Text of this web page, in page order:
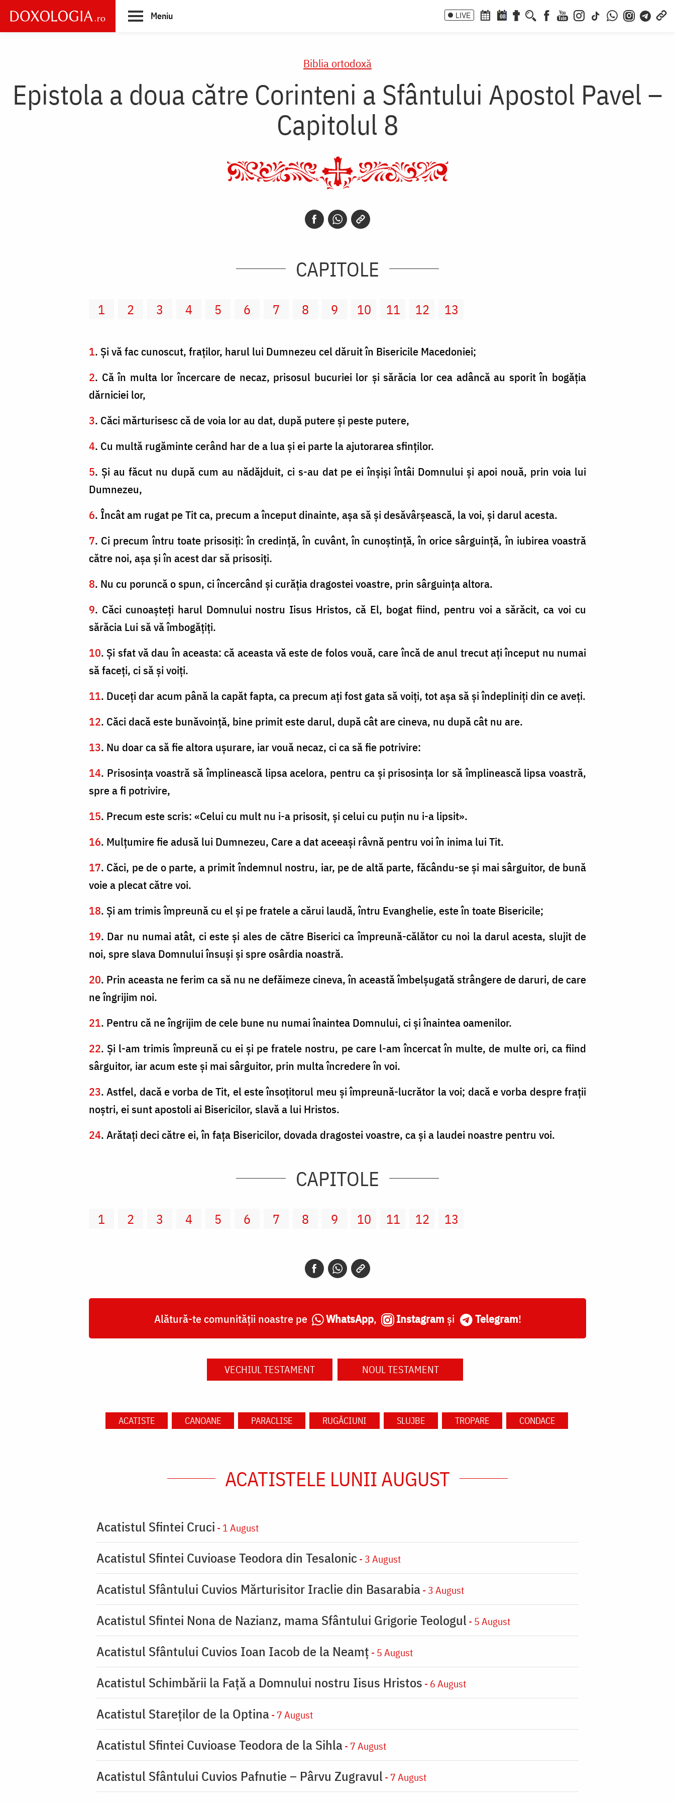
main
Meniu LIVE 08
Biblia ortodoxă
Epistola a doua către Corinteni a Sfântului Apostol Pavel –
Capitolul 8
CAPITOLE
1 2 3 4 5 6 7 8 9 10 11 12 13
1. Şi vă fac cunoscut, fraţilor, harul lui Dumnezeu cel dăruit în Bisericile Macedoniei;
2. Că în multa lor încercare de necaz, prisosul bucuriei lor şi sărăcia lor cea adâncă au sporit în bogăţia
dărniciei lor,
3. Căci mărturisesc că de voia lor au dat, după putere şi peste putere,
4. Cu multă rugăminte cerând har de a lua şi ei parte la ajutorarea sfinţilor.
5. Şi au făcut nu după cum au nădăjduit, ci s-au dat pe ei înşişi întâi Domnului şi apoi nouă, prin voia lui
Dumnezeu,
6. Încât am rugat pe Tit ca, precum a început dinainte, aşa să şi desăvârşească, la voi, şi darul acesta.
7. Ci precum întru toate prisosiţi: în credinţă, în cuvânt, în cunoştinţă, în orice sârguinţă, în iubirea voastră
către noi, aşa şi în acest dar să prisosiţi.
8. Nu cu poruncă o spun, ci încercând şi curăţia dragostei voastre, prin sârguinţa altora.
9. Căci cunoaşteţi harul Domnului nostru Iisus Hristos, că El, bogat fiind, pentru voi a sărăcit, ca voi cu
sărăcia Lui să vă îmbogăţiţi.
10. Şi sfat vă dau în aceasta: că aceasta vă este de folos vouă, care încă de anul trecut aţi început nu numai
să faceţi, ci să şi voiţi.
11. Duceţi dar acum până la capăt fapta, ca precum aţi fost gata să voiţi, tot aşa să şi îndepliniţi din ce aveţi.
12. Căci dacă este bunăvoinţă, bine primit este darul, după cât are cineva, nu după cât nu are.
13. Nu doar ca să fie altora uşurare, iar vouă necaz, ci ca să fie potrivire:
14. Prisosinţa voastră să împlinească lipsa acelora, pentru ca şi prisosinţa lor să împlinească lipsa voastră,
spre a fi potrivire,
15. Precum este scris: «Celui cu mult nu i-a prisosit, şi celui cu puţin nu i-a lipsit».
16. Mulţumire fie adusă lui Dumnezeu, Care a dat aceeaşi râvnă pentru voi în inima lui Tit.
17. Căci, pe de o parte, a primit îndemnul nostru, iar, pe de altă parte, făcându-se şi mai sârguitor, de bună
voie a plecat către voi.
18. Şi am trimis împreună cu el şi pe fratele a cărui laudă, întru Evanghelie, este în toate Bisericile;
19. Dar nu numai atât, ci este şi ales de către Biserici ca împreună-călător cu noi la darul acesta, slujit de
noi, spre slava Domnului însuşi şi spre osârdia noastră.
20. Prin aceasta ne ferim ca să nu ne defăimeze cineva, în această îmbelşugată strângere de daruri, de care
ne îngrijim noi.
21. Pentru că ne îngrijim de cele bune nu numai înaintea Domnului, ci şi înaintea oamenilor.
22. Şi l-am trimis împreună cu ei şi pe fratele nostru, pe care l-am încercat în multe, de multe ori, ca fiind
sârguitor, iar acum este şi mai sârguitor, prin multa încredere în voi.
23. Astfel, dacă e vorba de Tit, el este însoţitorul meu şi împreună-lucrător la voi; dacă e vorba despre fraţii
noştri, ei sunt apostoli ai Bisericilor, slavă a lui Hristos.
24. Arătaţi deci către ei, în faţa Bisericilor, dovada dragostei voastre, ca şi a laudei noastre pentru voi.
CAPITOLE
1 2 3 4 5 6 7 8 9 10 11 12 13
Alătură-te comunității noastre pe WhatsApp, Instagram și Telegram!
VECHIUL TESTAMENT NOUL TESTAMENT
ACATISTE CANOANE PARACLISE RUGĂCIUNI SLUJBE TROPARE CONDACE
ACATISTELE LUNII AUGUST
Acatistul Sfintei Cruci - 1 August
Acatistul Sfintei Cuvioase Teodora din Tesalonic - 3 August
Acatistul Sfântului Cuvios Mărturisitor Iraclie din Basarabia- 3 August
Acatistul Sfintei Nona de Nazianz, mama Sfântului Grigorie Teologul - 5 August
Acatistul Sfântului Cuvios Ioan Iacob de la Neamț - 5 August
Acatistul Schimbării la Faţă a Domnului nostru Iisus Hristos - 6 August
Acatistul Stareţilor de la Optina- 7 August
Acatistul Sfintei Cuvioase Teodora de la Sihla- 7 August
Acatistul Sfântului Cuvios Pafnutie – Pârvu Zugravul - 7 August